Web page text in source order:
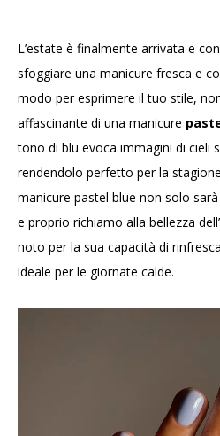
L’estate è finalmente arrivata e
sfoggiare una manicure fresca e
modo per esprimere il tuo stile,
affascinante di una manicure
tono di blu evoca immagini di cieli
rendendolo perfetto per la
manicure pastel blue non solo
e proprio richiamo alla bellezza
noto per la sua capacità di
ideale per le giornate calde.